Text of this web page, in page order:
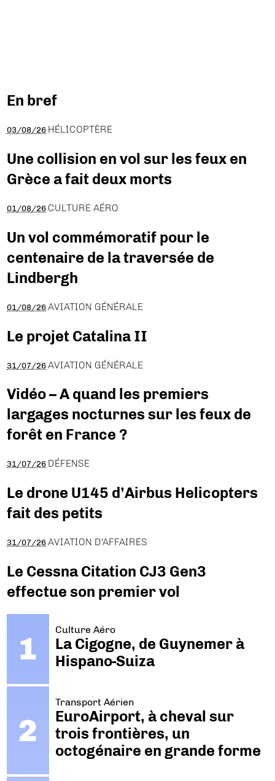
En bref
03/08/26 HÉLICOPTÈRE
Une collision en vol sur les feux en
Grèce a fait deux morts
01/08/26 CULTURE AÉRO
Un vol commémoratif pour le
centenaire de la traversée de
Lindbergh
01/08/26 AVIATION GÉNÉRALE
Le projet Catalina II
31/07/26 AVIATION GÉNÉRALE
Vidéo – A quand les premiers
largages nocturnes sur les feux de
forêt en France ?
31/07/26 DÉFENSE
Le drone U145 d’Airbus Helicopters
fait des petits
31/07/26 AVIATION D'AFFAIRES
Le Cessna Citation CJ3 Gen3
effectue son premier vol
Culture Aéro
La Cigogne, de Guynemer à
Hispano-Suiza
Transport Aérien
EuroAirport, à cheval sur
trois frontières, un
octogénaire en grande forme